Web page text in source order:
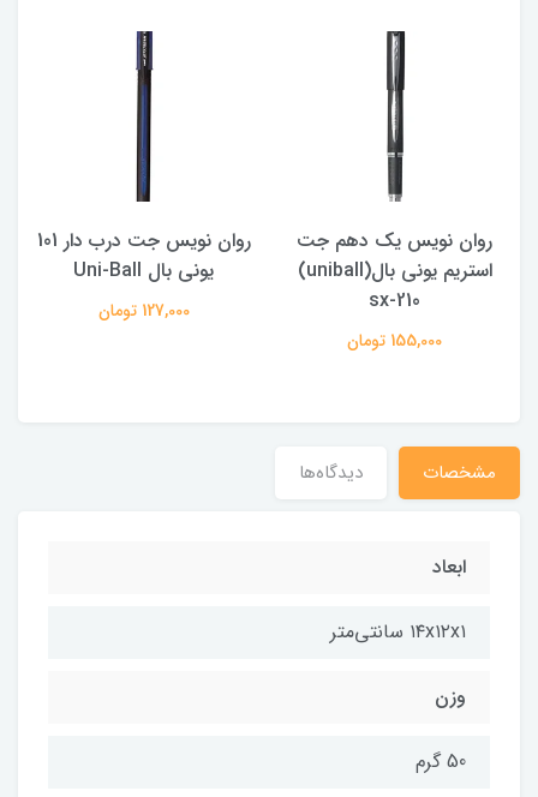
روان نویس یک دهم جت
استریم یونی بال(uniball)
sx-210
155,000 تومان
روان نویس جت درب دار 101
یونی بال Uni-Ball
127,000 تومان
مشخصات دیدگاه‌ها
ابعاد
۱۴x۱۲x۱ سانتی‌متر
وزن
50 گرم